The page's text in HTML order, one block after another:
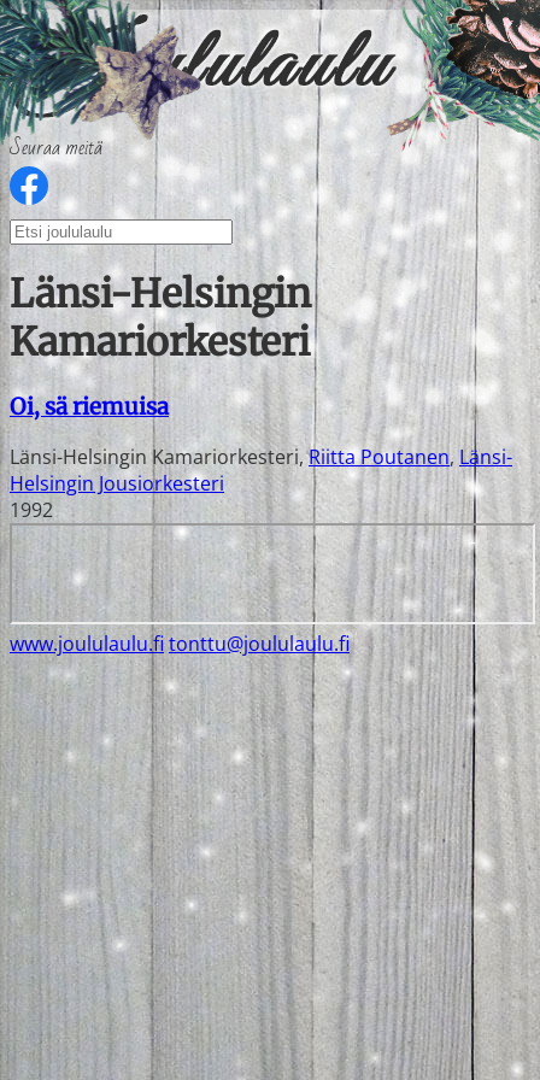
Seuraa meitä
Länsi-Helsingin
Kamariorkesteri
Oi, sä riemuisa
Länsi-Helsingin Kamariorkesteri,Riitta Poutanen,Länsi-
Helsingin Jousiorkesteri
1992
www.joululaulu.fitonttu@joululaulu.fi